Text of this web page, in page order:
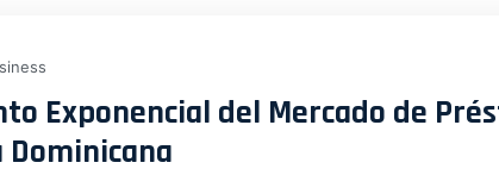
Exponencial del Mercado de
Dominicana